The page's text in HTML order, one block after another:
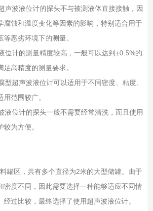
声波液位计的探头不与被测液体直接接触，因
腐蚀和温度变化等因素的影响，特别适合用于
恶劣环境下的测量。
位计的测量精度较高，一般可以达到±0.5%的
高精度的测量要求。
型超声波液位计可以适用于不同密度、粘度、
范围较广。
液位计的探头一般不需要经常清洗，而且使用
为方便。
罐区，共有多个直径为2米的大型储罐。由于
密度不同，因此需要选择一种能够适应不同情
经过比较，最终选择了使用超声波液位计。